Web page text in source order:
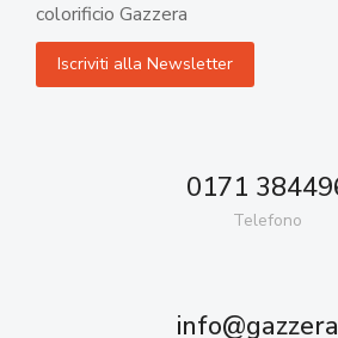
colorificio Gazzera
0171
Telefono